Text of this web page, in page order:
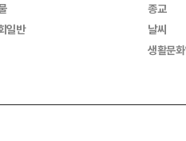
일반
종교
날씨
생활문